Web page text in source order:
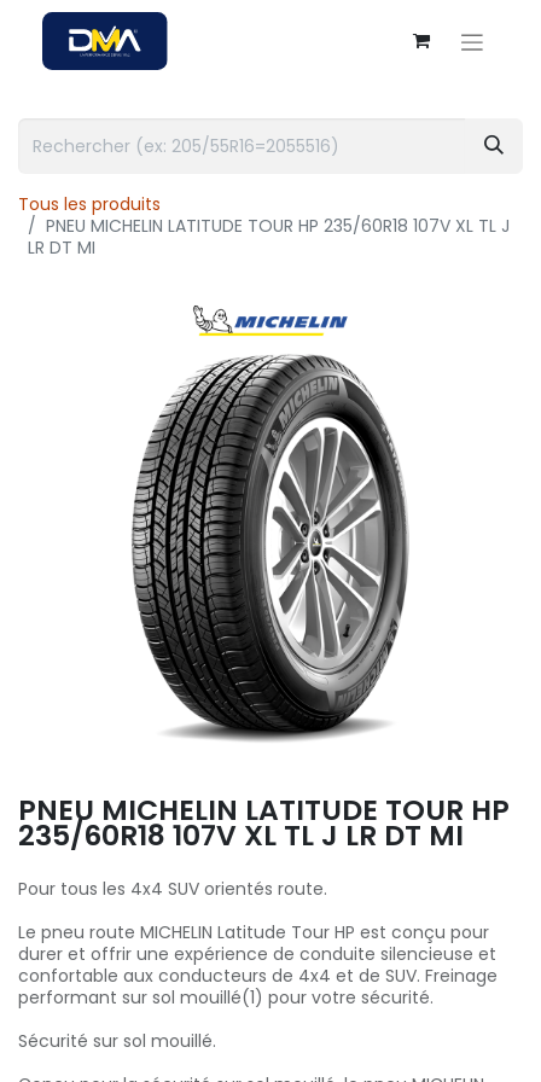
Tous les produits
PNEU MICHELIN LATITUDE TOUR HP 235/60R18 107V XL TL J
LR DT MI
PNEU MICHELIN LATITUDE TOUR HP
235/60R18 107V XL TL J LR DT MI
Pour tous les 4x4 SUV orientés route.
Le pneu route MICHELIN Latitude Tour HP est conçu pour
durer et offrir une expérience de conduite silencieuse et
confortable aux conducteurs de 4x4 et de SUV. Freinage
performant sur sol mouillé(1) pour votre sécurité.
Sécurité sur sol mouillé.